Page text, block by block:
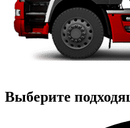
Выберите